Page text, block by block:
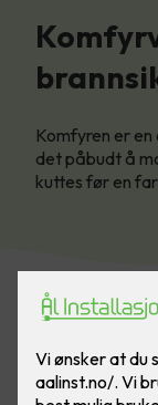
Komfyren er
det påbudt å
kuttes før en